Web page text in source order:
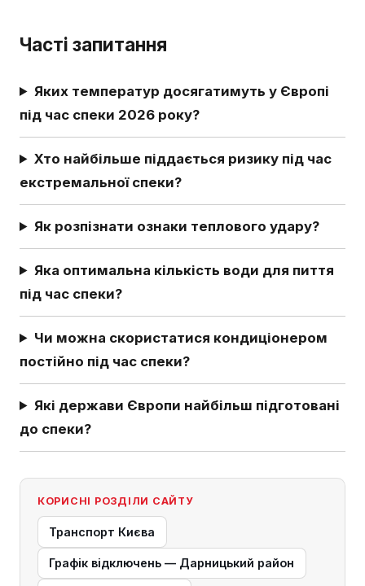
Часті запитання
Яких температур досягатимуть у Європі
під час спеки 2026 року?
Хто найбільше піддається ризику під час
екстремальної спеки?
Як розпізнати ознаки теплового удару?
Яка оптимальна кількість води для пиття
під час спеки?
Чи можна скористатися кондиціонером
постійно під час спеки?
Які держави Європи найбільш підготовані
до спеки?
КОРИСНІ РОЗДІЛИ САЙТУ
Транспорт Києва
Графік відключень — Дарницький район